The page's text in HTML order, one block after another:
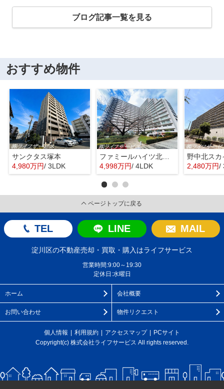
ブログ記事一覧を見る
おすすめ物件
サンクタス塚本
4,980万円/ 3LDK
ファミールハイツ北大阪４号棟
4,998万円/ 4LDK
野中北スカ
2,480万円/
ページトップに戻る
TEL LINE MAIL
淀川区の不動産売却・買取・購入はライフサービス
営業時間:9:00～19:30
定休日:水曜日
ホーム 会社概要
お問い合わせ 物件リクエスト
個人情報 利用規約 アクセスマップ
PCサイト
Copyright(c) 株式会社ライフサービス All rights reserved.